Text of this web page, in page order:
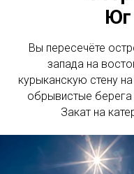
Юг
Вы пересечёте
запада на
курыканскую стену
обрывистые
Закат на